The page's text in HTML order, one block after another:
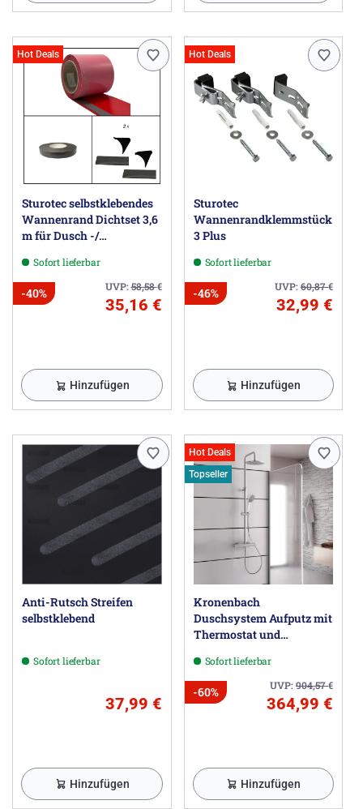
Hot Deals
Sturotec selbstklebendes
Wannenrand Dichtset 3,6
m für Dusch -/
Sofort lieferbar
UVP:58,58€
-40%
35,16 €
Hinzufügen
Hot Deals
Sturotec
Wannenrandklemmstück
3 Plus
Sofort lieferbar
UVP:60,87€
-46%
32,99 €
Hinzufügen
Anti-Rutsch Streifen
selbstklebend
Sofort lieferbar
37,99 €
Hinzufügen
Hot Deals
Topseller
Kronenbach
Duschsystem Aufputz mit
Thermostat und
rundSofort lieferbar
UVP:904,57€
-60%
364,99 €
Hinzufügen